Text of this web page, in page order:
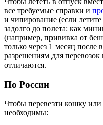
все требуемые справки и
и чипирование (если
задолго до полета: как
(например, прививка от
только через 1 месяц
разрешениям для
отличаются.
По России
Чтобы перевезти кошку
необходимы: